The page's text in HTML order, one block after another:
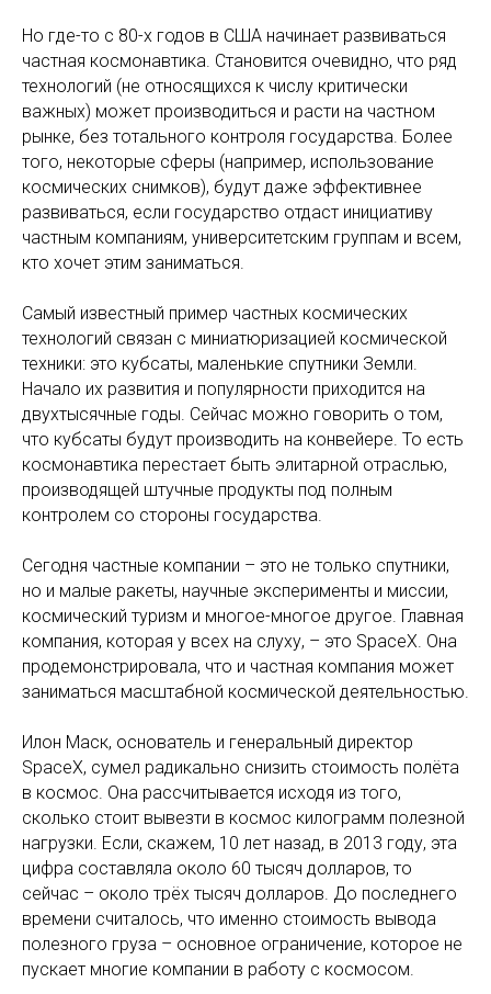
Но где-то с 80-х годов в США начинает развиваться
частная космонавтика. Становится очевидно, что ряд
технологий (не относящихся к числу критически
важных) может производиться и расти на частном
рынке, без тотального контроля государства. Более
того, некоторые сферы (например, использование
космических снимков), будут даже эффективнее
развиваться, если государство отдаст инициативу
частным компаниям, университетским группам и всем,
кто хочет этим заниматься.
Самый известный пример частных космических
технологий связан с миниатюризацией космической
техники: это кубсаты, маленькие спутники Земли.
Начало их развития и популярности приходится на
двухтысячные годы. Сейчас можно говорить о том,
что кубсаты будут производить на конвейере. То есть
космонавтика перестает быть элитарной отраслью,
производящей штучные продукты под полным
контролем со стороны государства.
Сегодня частные компании – это не только спутники,
но и малые ракеты, научные эксперименты и миссии,
космический туризм и многое-многое другое. Главная
компания, которая у всех на слуху, – это SpaceX. Она
продемонстрировала, что и частная компания может
заниматься масштабной космической деятельностью.
Илон Маск, основатель и генеральный директор
SpaceX, сумел радикально снизить стоимость полёта
в космос. Она рассчитывается исходя из того,
сколько стоит вывезти в космос килограмм полезной
нагрузки. Если, скажем, 10 лет назад, в 2013 году, эта
цифра составляла около 60 тысяч долларов, то
сейчас – около трёх тысяч долларов. До последнего
времени считалось, что именно стоимость вывода
полезного груза – основное ограничение, которое не
пускает многие компании в работу с космосом.